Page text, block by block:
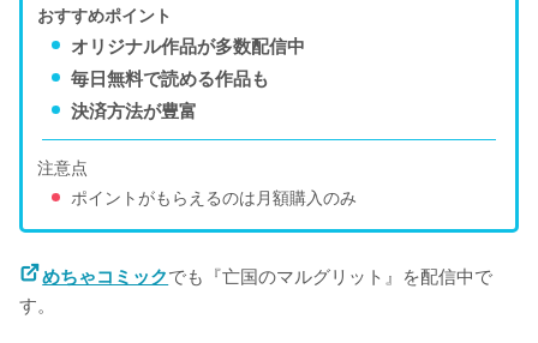
おすすめポイント
オリジナル作品が多数配信中
毎日無料で読める作品も
決済方法が豊富
注意点
ポイントがもらえるのは月額購入のみ
めちゃコミックでも『亡国のマルグリット』を配信中で
す。